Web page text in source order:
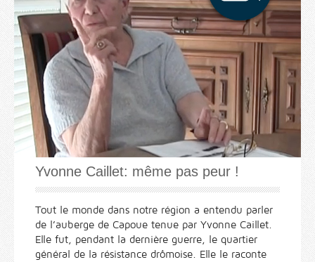
Yvonne Caillet: même pas peur !
Tout le monde dans notre région a entendu parler
de l’auberge de Capoue tenue par Yvonne Caillet.
Elle fut, pendant la dernière guerre, le quartier
général de la résistance drômoise. Elle le raconte